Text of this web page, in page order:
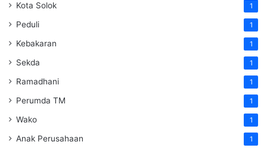
Kota Solok 1
Peduli 1
Kebakaran 1
Sekda 1
Ramadhani 1
Perumda TM 1
Wako 1
Anak Perusahaan 1